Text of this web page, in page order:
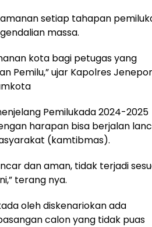
setiap tahapan
massa.
kota bagi petugas yang
Pemilu,” ujar Kapolres
Pemilukada 2024-2025
harapan bisa berjalan
(kamtibmas).
dan aman, tidak terjadi
terang nya.
oleh diskenariokan ada
calon yang tidak puas